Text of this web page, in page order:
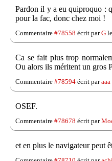
Pardon il y a eu quiproquo :
pour la fac, donc chez moi !
Commentaire #78558 écrit parG
Ca se fait plus trop
Ou alors ils méritent un gros
Commentaire #78594 écrit paraaa
OSEF.
Commentaire #78678 écrit par
et en plus le navigateur peut